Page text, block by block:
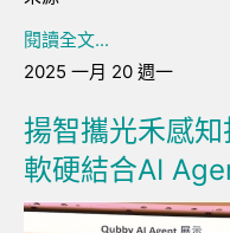
閱讀全文...
2025 一月 20 週一
揚智攜光禾感
軟硬結合AI